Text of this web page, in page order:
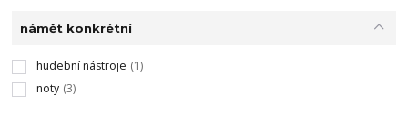
námět konkrétní
hudební nástroje (1)
noty (3)